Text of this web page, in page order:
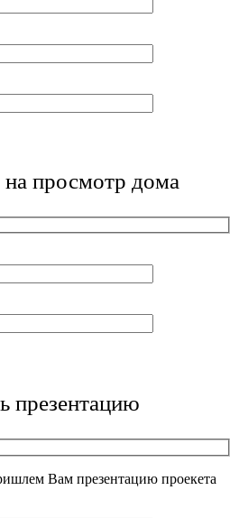
на просмотр дома
презентацию
Вам презентацию проекета